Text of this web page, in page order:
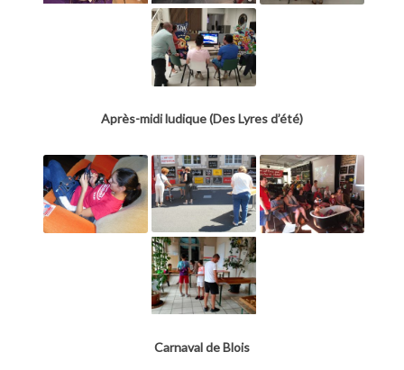
Après-midi ludique (Des Lyres d’été)
Carnaval de Blois